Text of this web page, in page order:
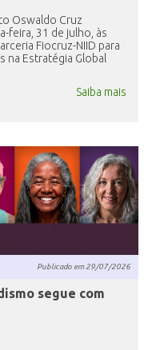
Oswaldo Cruz
feira, 31 de julho, às
Fiocruz-NIID para
Estratégia Global
Saiba mais
Publicado em29/07/2026
segue com